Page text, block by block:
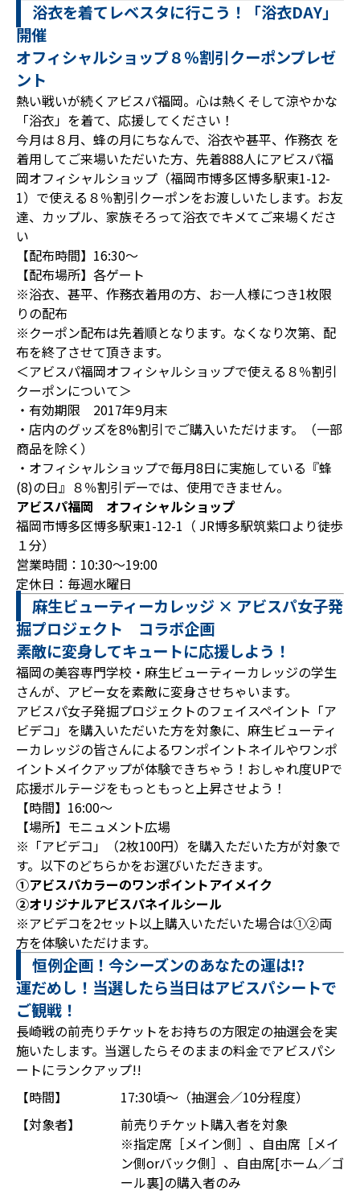
浴衣を着てレベスタに行こう！「浴衣DAY」
開催
オフィシャルショップ８％割引クーポンプレゼ
ント
熱い戦いが続くアビスパ福岡。心は熱くそして涼やかな
「浴衣」を着て、応援してください！
今月は８月、蜂の月にちなんで、浴衣や甚平、作務衣 を
着用してご来場いただいた方、先着888人にアビスパ福
岡オフィシャルショップ（福岡市博多区博多駅東1-12-
1）で使える８％割引クーポンをお渡しいたします。お友
達、カップル、家族そろって浴衣でキメてご来場くださ
い
【配布時間】16:30～
【配布場所】各ゲート
※浴衣、甚平、作務衣着用の方、お一人様につき1枚限
りの配布
※クーポン配布は先着順となります。なくなり次第、配
布を終了させて頂きます。
＜アビスパ福岡オフィシャルショップで使える８％割引
クーポンについて＞
・有効期限 2017年9月末
・店内のグッズを8%割引でご購入いただけます。（一部
商品を除く）
・オフィシャルショップで毎月8日に実施している『蜂
(8)の日』８％割引デーでは、使用できません。
アビスパ福岡 オフィシャルショップ
福岡市博多区博多駅東1-12-1（ JR博多駅筑紫口より徒歩
１分）
営業時間：10:30～19:00
定休日：毎週水曜日
麻生ビューティーカレッジ × アビスパ女子発
掘プロジェクト コラボ企画
素敵に変身してキュートに応援しよう！
福岡の美容専門学校・麻生ビューティーカレッジの学生
さんが、アビー女を素敵に変身させちゃいます。
アビスパ女子発掘プロジェクトのフェイスペイント「ア
ビデコ」を購入いただいた方を対象に、麻生ビューティ
ーカレッジの皆さんによるワンポイントネイルやワンポ
イントメイクアップが体験できちゃう！おしゃれ度UPで
応援ボルテージをもっともっと上昇させよう！
【時間】16:00～
【場所】モニュメント広場
※「アビデコ」（2枚100円）を購入ただいた方が対象で
す。以下のどちらかをお選びいただきます。
①アビスパカラーのワンポイントアイメイク
②オリジナルアビスパネイルシール
※アビデコを2セット以上購入いただいた場合は①②両
方を体験いただけます。
恒例企画！今シーズンのあなたの運は!?
運だめし！当選したら当日はアビスパシートで
ご観戦！
長崎戦の前売りチケットをお持ちの方限定の抽選会を実
施いたします。当選したらそのままの料金でアビスパシ
ートにランクアップ!!
【時間】
17:30頃～（抽選会／10分程度）
【対象者】
前売りチケット購入者を対象
※指定席［メイン側］、自由席［メイ
ン側orバック側］、自由席[ホーム／ゴ
ール裏]の購入者のみ